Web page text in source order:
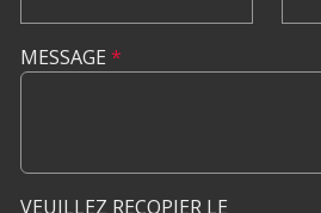
MESSAGE *
VEUILLEZ RECOPIER LE